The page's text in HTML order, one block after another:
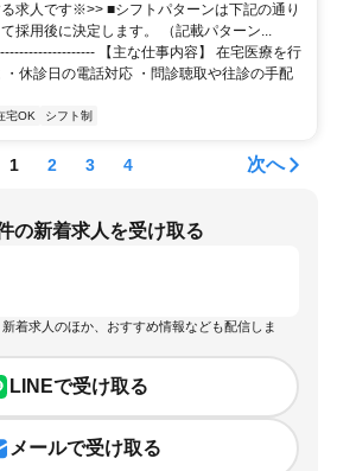
求人です※>> ■シフトパターンは下記の通り
採用後に決定します。 （記載パターン...
【主な仕事内容】 在宅医療を行
・休診日の電話対応 ・問診聴取や往診の手配
宅OK シフト制
1 2 3 4 次へ
の新着求人を受け取る
新着求人のほか、おすすめ情報なども配信しま
LINEで受け取る
メールで受け取る